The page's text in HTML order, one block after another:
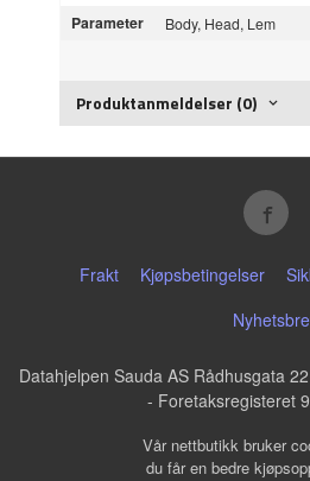
Parameter Body, Head, Lem
Produktanmeldelser (0)
Frakt Kjøpsbetingelser
Datahjelpen Sauda AS Rådhusgata
- Foretaksregisteret
Vår nettbutikk bruker
du får en bedre